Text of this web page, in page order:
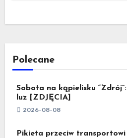
Polecane
Sobota na kąpielisku
luz [ZDJĘCIA]
2026-08-08
Pikieta przeciw transportowi